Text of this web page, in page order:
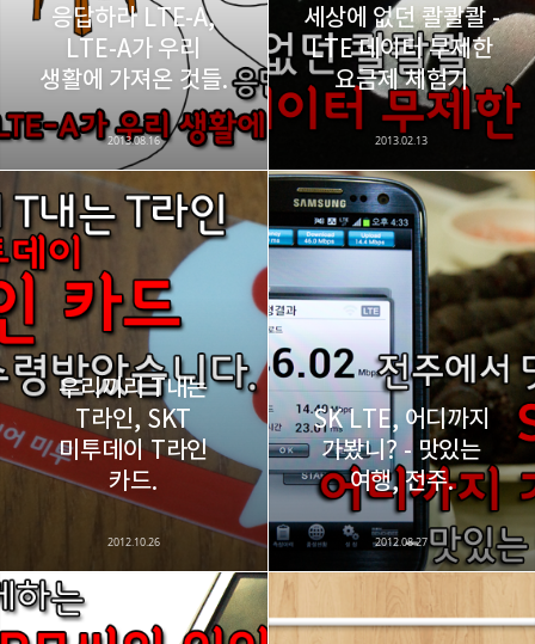
응답하라 LTE-A,
LTE-A가 우리
생활에 가져온 것들.
2013.08.16
세상에 없던 콸콸콸 -
LTE 데이터 무제한
요금제 체험기
2013.02.13
우리끼리 T내는
T라인, SKT
미투데이 T라인
카드.
2012.10.26
SK LTE, 어디까지
가봤니? - 맛있는
여행, 전주.
2012.08.27